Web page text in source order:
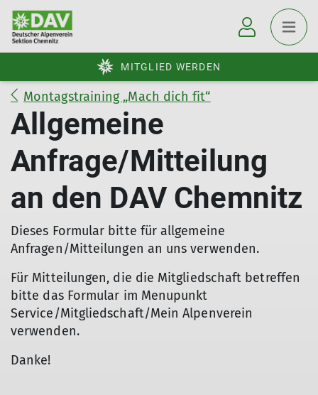
MITGLIED WERDEN
Montagstraining „Mach dich fit“
Allgemeine
Anfrage/Mitteilung
an den DAV Chemnitz
Dieses Formular bitte für allgemeine
Anfragen/Mitteilungen an uns verwenden.
Für Mitteilungen, die die Mitgliedschaft betreffen
bitte das Formular im Menupunkt
Service/Mitgliedschaft/Mein Alpenverein
verwenden.
Danke!